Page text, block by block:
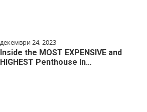
декември 24, 2023
Inside the MOST EXPENSIVE and
HIGHEST Penthouse In…